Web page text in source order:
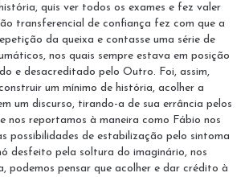
quis ver todos os exames e fez valer
transferencial de confiança fez com que a
da queixa e contasse uma série de
nos quais sempre estava em posição
e desacreditado pelo Outro. Foi, assim,
um mínimo de história, acolher a
um discurso, tirando-a de sua errância pelos
nos reportamos à maneira como Fábio nos
possibilidades de estabilização pelo sintoma
desfeito pela soltura do imaginário, nos
podemos pensar que acolher e dar crédito à